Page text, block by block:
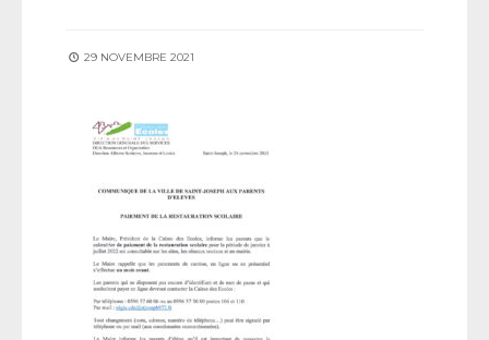
29 NOVEMBRE 2021